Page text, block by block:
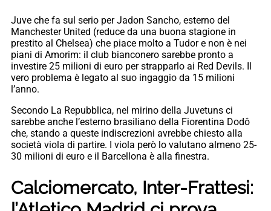
Juve che fa sul serio per Jadon Sancho, esterno del
Manchester United (reduce da una buona stagione in
prestito al Chelsea) che piace molto a Tudor e non è nei
piani di Amorim: il club bianconero sarebbe pronto a
investire 25 milioni di euro per strapparlo ai Red Devils. Il
vero problema è legato al suo ingaggio da 15 milioni
l’anno.
Secondo La Repubblica, nel mirino della Juvetuns ci
sarebbe anche l’esterno brasiliano della Fiorentina Dodô
che, stando a queste indiscrezioni avrebbe chiesto alla
società viola di partire. I viola però lo valutano almeno 25-
30 milioni di euro e il Barcellona è alla finestra.
Calciomercato, Inter-Frattesi: